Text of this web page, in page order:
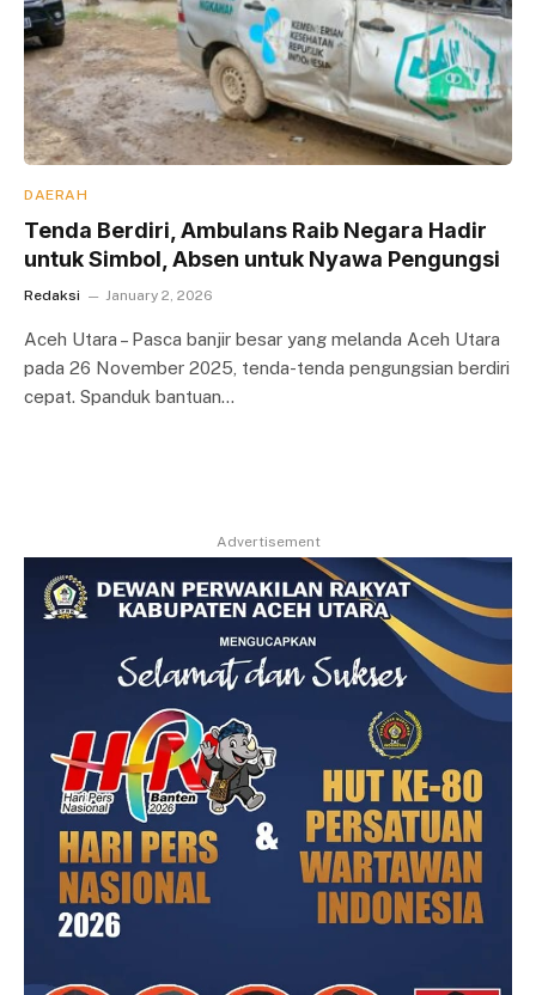
DAERAH
Tenda Berdiri, Ambulans Raib Negara Hadir
untuk Simbol, Absen untuk Nyawa Pengungsi
Redaksi January 2, 2026
Aceh Utara – Pasca banjir besar yang melanda Aceh Utara
pada 26 November 2025, tenda-tenda pengungsian berdiri
cepat. Spanduk bantuan…
Advertisement